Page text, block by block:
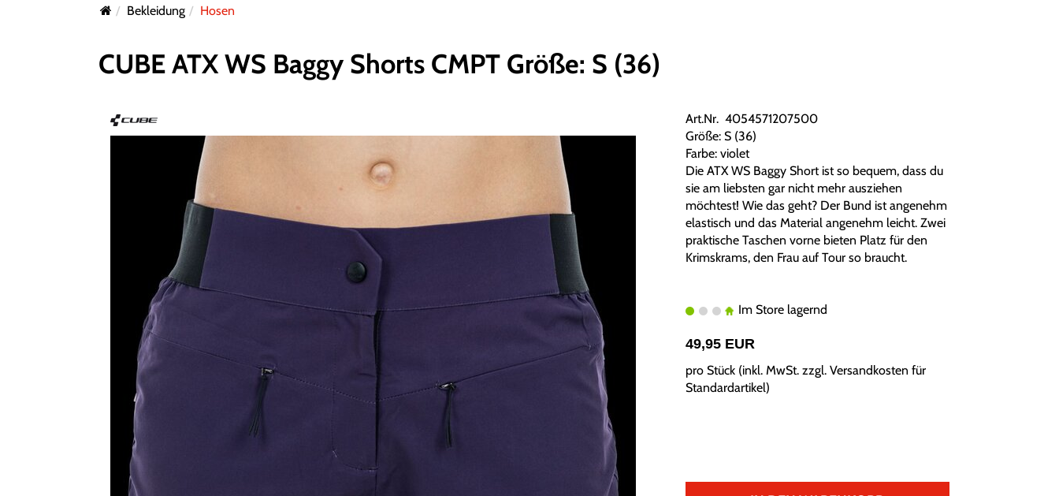
Bekleidung Hosen
CUBE ATX WS Baggy Shorts CMPT Größe: S (36)
Art.Nr. 4054571207500
Größe: S (36)
Farbe: violet
Die ATX WS Baggy Short ist so bequem, dass du
sie am liebsten gar nicht mehr ausziehen
möchtest! Wie das geht? Der Bund ist angenehm
elastisch und das Material angenehm leicht. Zwei
praktische Taschen vorne bieten Platz für den
Krimskrams, den Frau auf Tour so braucht.
Im Store lagernd
49,95 EUR
pro Stück (inkl. MwSt. zzgl. Versandkosten für
Standardartikel)